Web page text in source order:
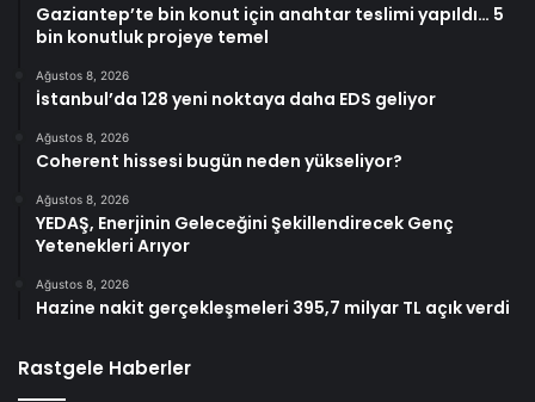
Gaziantep’te bin konut için anahtar teslimi yapıldı… 5
bin konutluk projeye temel
Ağustos 8, 2026
İstanbul’da 128 yeni noktaya daha EDS geliyor
Ağustos 8, 2026
Coherent hissesi bugün neden yükseliyor?
Ağustos 8, 2026
YEDAŞ, Enerjinin Geleceğini Şekillendirecek Genç
Yetenekleri Arıyor
Ağustos 8, 2026
Hazine nakit gerçekleşmeleri 395,7 milyar TL açık verdi
Rastgele Haberler